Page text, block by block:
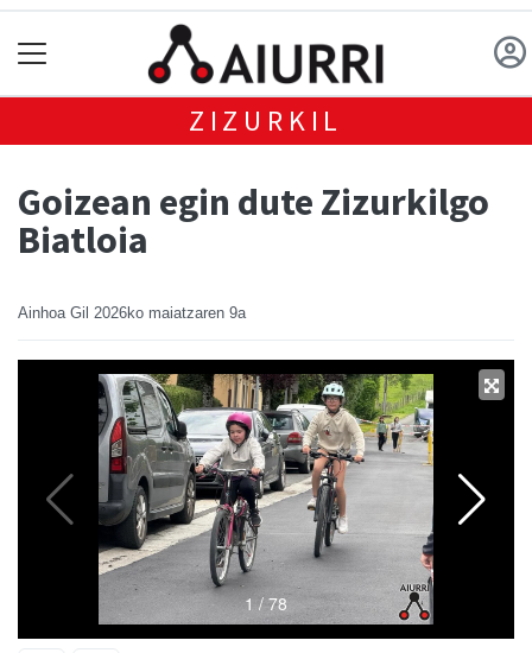
ZIZURKIL
Goizean egin dute Zizurkilgo
Biatloia
Ainhoa Gil 2026ko maiatzaren 9a